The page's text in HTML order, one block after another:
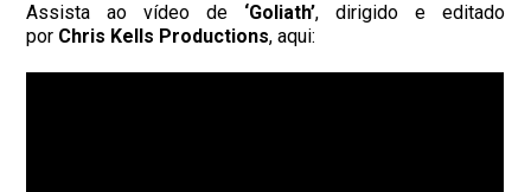
Assista ao vídeo de ‘Goliath’, dirigido e editado
por Chris Kells Productions, aqui: